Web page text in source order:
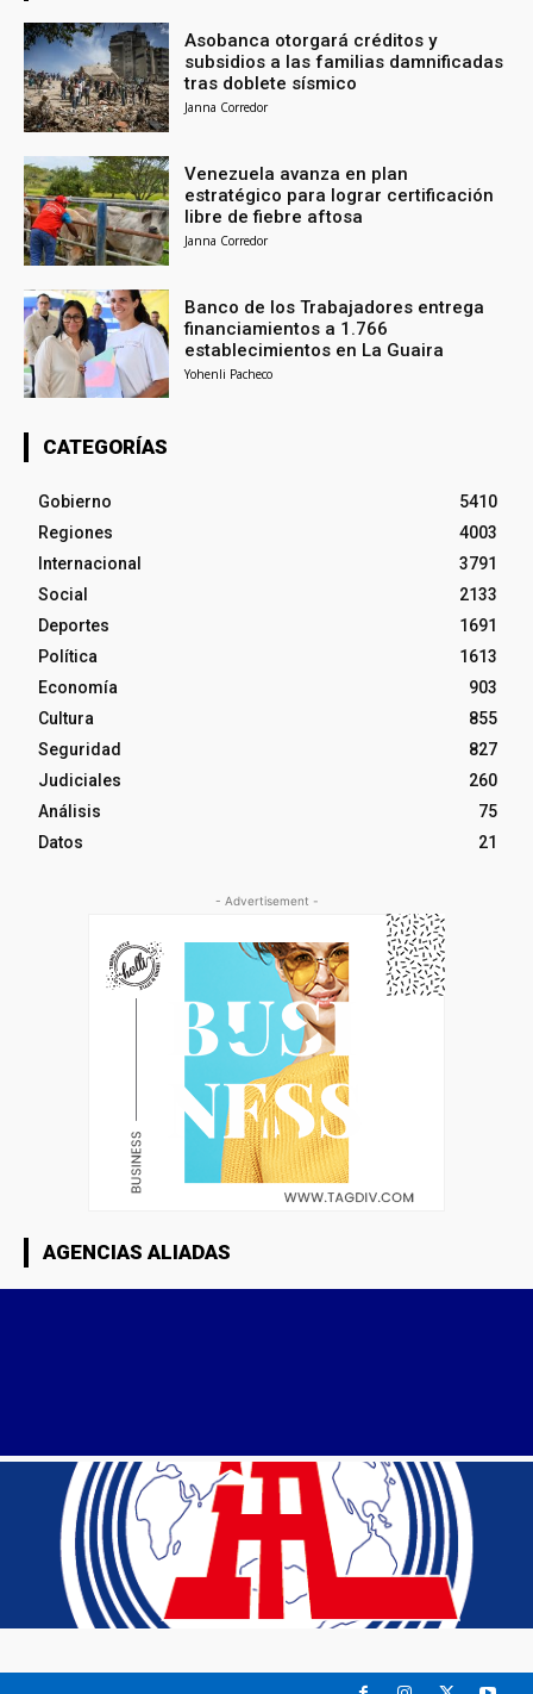
Asobanca otorgará créditos y
subsidios a las familias damnificadas
tras doblete sísmico
Janna Corredor
Venezuela avanza en plan
estratégico para lograr certificación
libre de fiebre aftosa
Janna Corredor
Banco de los Trabajadores entrega
financiamientos a 1.766
establecimientos en La Guaira
Yohenli Pacheco
CATEGORÍAS
Gobierno
5410
Regiones
4003
Internacional
3791
Social
2133
Deportes
1691
Política
1613
Economía
903
Cultura
855
Seguridad
827
Judiciales
260
Análisis
75
Datos
21
- Advertisement -
AGENCIAS ALIADAS